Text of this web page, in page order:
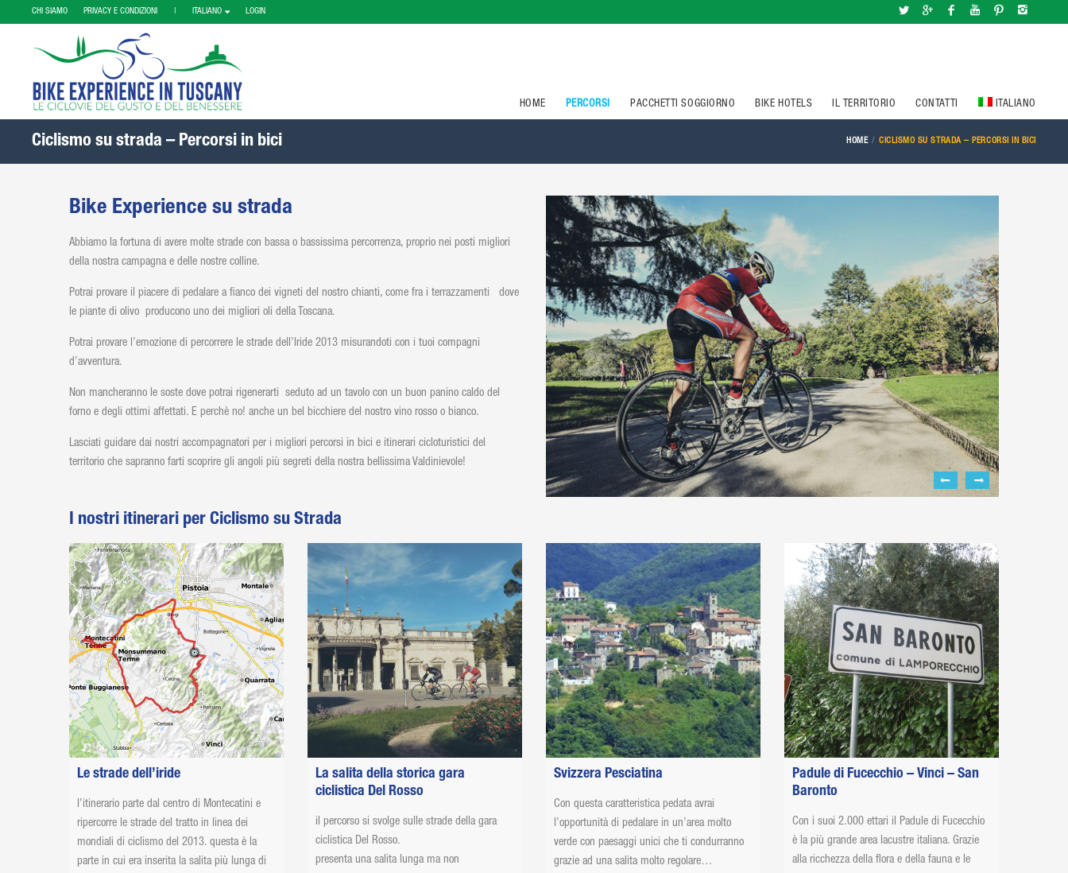
CHI SIAMO PRIVACY E CONDIZIONI | ITALIANO LOGIN
HOME PERCORSI PACCHETTI SOGGIORNO BIKE HOTELS IL TERRITORIO CONTATTI ITALIANO
Ciclismo su strada – Percorsi in bici HOME CICLISMO SU STRADA – PERCORSI IN BICI
Bike Experience su strada
Abbiamo la fortuna di avere molte strade con bassa o bassissima percorrenza, proprio nei posti migliori
della nostra campagna e delle nostre colline.
Potrai provare il piacere di pedalare a fianco dei vigneti del nostro chianti, come fra i terrazzamenti dove
le piante di olivo producono uno dei migliori oli della Toscana.
Potrai provare l’emozione di percorrere le strade dell’Iride 2013 misurandoti con i tuoi compagni
d’avventura.
Non mancheranno le soste dove potrai rigenerarti seduto ad un tavolo con un buon panino caldo del
forno e degli ottimi affettati. E perchè no! anche un bel bicchiere del nostro vino rosso o bianco.
Lasciati guidare dai nostri accompagnatori per i migliori percorsi in bici e itinerari cicloturistici del
territorio che sapranno farti scoprire gli angoli più segreti della nostra bellissima Valdinievole!
I nostri itinerari per Ciclismo su Strada
Le strade dell’iride
l’itinerario parte dal centro di Montecatini e
ripercorre le strade del tratto in linea dei
mondiali di ciclismo del 2013. questa è la
parte in cui era inserita la salita più lunga di
La salita della storica gara
ciclistica Del Rosso
il percorso si svolge sulle strade della gara
ciclistica Del Rosso.
presenta una salita lunga ma non
Svizzera Pesciatina
Con questa caratteristica pedata avrai
l’opportunità di pedalare in un’area molto
verde con paesaggi unici che ti condurranno
grazie ad una salita molto regolare…
Padule di Fucecchio – Vinci – San
Baronto
Con i suoi 2.000 ettari il Padule di Fucecchio
è la più grande area lacustre italiana. Grazie
alla ricchezza della flora e della fauna e le